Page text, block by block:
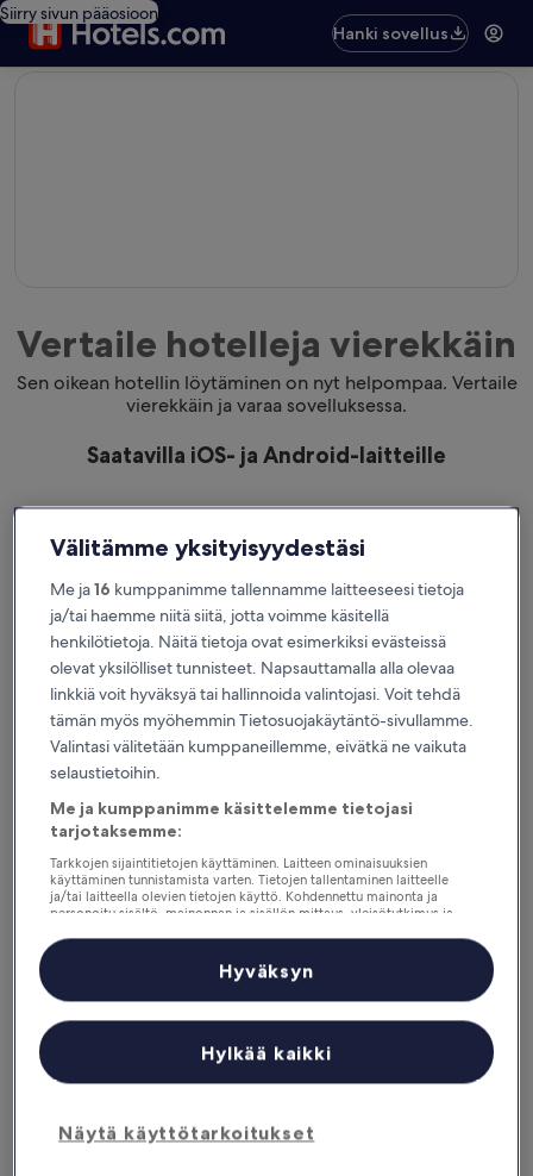
Siirry sivun pääosioon
Hanki sovellus
Vertaile hotelleja vierekkäin
Sen oikean hotellin löytäminen on nyt helpompaa. Vertaile
vierekkäin ja varaa sovelluksessa.
Saatavilla iOS- ja Android-laitteille
Syitä ladata sovelluksemme
Pysy ajan tasalla
Tarkastele matkasuunnitelmaasi ilman Wi-Fi-
yhteyttä
Suunnittele matkasi vapaasti
Varaa missä ja milloin tahansa, myös viime
hetkellä
Välitämme yksityisyydestäsi
Me ja16 kumppanimme tallennamme laitteeseesi tietoja
ja/tai haemme niitä siitä, jotta voimme käsitellä
henkilötietoja. Näitä tietoja ovat esimerkiksi evästeissä
olevat yksilölliset tunnisteet. Napsauttamalla alla olevaa
linkkiä voit hyväksyä tai hallinnoida valintojasi. Voit tehdä
tämän myös myöhemmin Tietosuojakäytäntö-sivullamme.
Valintasi välitetään kumppaneillemme, eivätkä ne vaikuta
selaustietoihin.
Me ja kumppanimme käsittelemme tietojasi
tarjotaksemme:
Tarkkojen sijaintitietojen käyttäminen. Laitteen ominaisuuksien
käyttäminen tunnistamista varten. Tietojen tallentaminen laitteelle
ja/tai laitteella olevien tietojen käyttö. Kohdennettu mainonta ja
personoitu sisältö, mainonnan ja sisällön mittaus, yleisötutkimus ja
Kumppanien (toimittajien) luettelo
Näytä käyttötarkoitukset
Hylkää kaikki
Hyväksyn